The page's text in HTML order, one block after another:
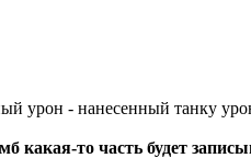
урон - нанесенный танку
какая-то часть будет